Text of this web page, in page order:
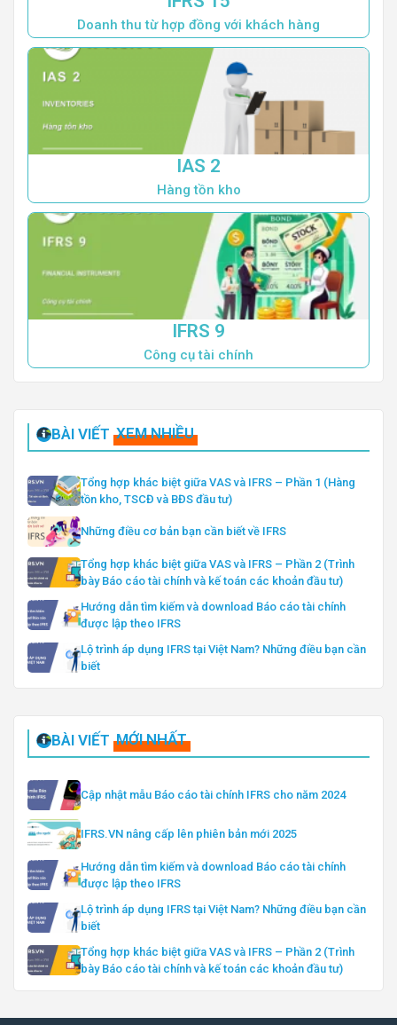
Doanh thu từ hợp đồng với khách hàng
IAS 2
Hàng tồn kho
IFRS 9
Công cụ tài chính
BÀI VIẾT XEM NHIỀU
Tổng hợp khác biệt giữa VAS và IFRS – Phần 1 (Hàng
tồn kho, TSCĐ và BĐS đầu tư)
Những điều cơ bản bạn cần biết về IFRS
Tổng hợp khác biệt giữa VAS và IFRS – Phần 2 (Trình
bày Báo cáo tài chính và kế toán các khoản đầu tư)
Hướng dẫn tìm kiếm và download Báo cáo tài chính
được lập theo IFRS
Lộ trình áp dụng IFRS tại Việt Nam? Những điều bạn cần
biết
BÀI VIẾT MỚI NHẤT
Cập nhật mẫu Báo cáo tài chính IFRS cho năm 2024
IFRS.VN nâng cấp lên phiên bản mới 2025
Hướng dẫn tìm kiếm và download Báo cáo tài chính
được lập theo IFRS
Lộ trình áp dụng IFRS tại Việt Nam? Những điều bạn cần
biết
Tổng hợp khác biệt giữa VAS và IFRS – Phần 2 (Trình
bày Báo cáo tài chính và kế toán các khoản đầu tư)